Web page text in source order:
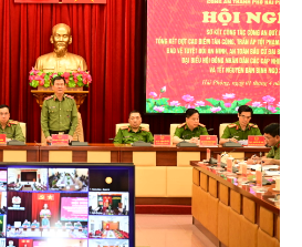
thành phố: Phối hợp bảo đảm ANTT
2026 14:18)